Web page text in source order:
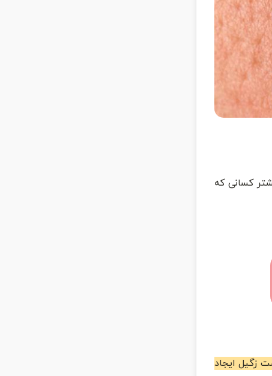
کسانی که
زگیل ایجاد